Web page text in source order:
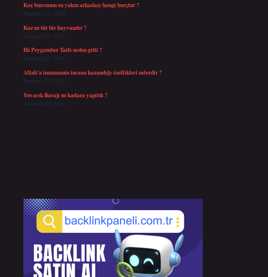
Koç burcunun en yakın arkadaşı hangi burçtur ?
Temmuz 27, 2026
Kaz ne tür bir hayvandır ?
Temmuz 24, 2026
Hz Peygamber Taife neden gitti ?
Temmuz 23, 2026
Allah’a inanmanin insana kazandığı özellikleri nelerdir ?
Temmuz 21, 2026
Yuvacık Barajı ne kadara yapıldı ?
Temmuz 19, 2026